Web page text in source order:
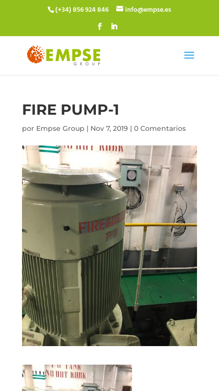
(+34) 856 924 846 info@empse.es
FIRE PUMP-1
por Empse Group | Nov 7, 2019 | 0 Comentarios